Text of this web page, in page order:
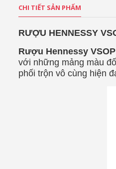
CHI TIẾT SẢN PHẨM
RƯỢU HENNESSY
Rượu Hennessy
với những mảng màu
phối trộn vô cùng hiện